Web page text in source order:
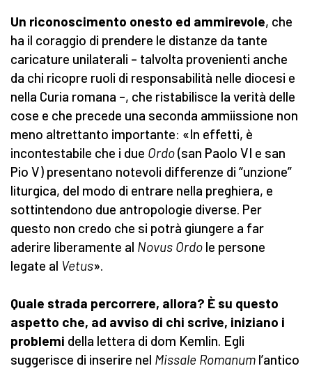
Un riconoscimento onesto ed ammirevole, che
ha il coraggio di prendere le distanze da tante
caricature unilaterali – talvolta provenienti anche
da chi ricopre ruoli di responsabilità nelle diocesi e
nella Curia romana –, che ristabilisce la verità delle
cose e che precede una seconda ammiissione non
meno altrettanto importante: «In effetti, è
incontestabile che i due Ordo(san Paolo VI e san
Pio V) presentano notevoli differenze di “unzione”
liturgica, del modo di entrare nella preghiera, e
sottintendono due antropologie diverse. Per
questo non credo che si potrà giungere a far
aderire liberamente al Novus Ordo le persone
legate al Vetus».
Quale strada percorrere, allora? È su questo
aspetto che, ad avviso di chi scrive, iniziano i
problemi della lettera di dom Kemlin. Egli
suggerisce di inserire nel Missale Romanum l’antico